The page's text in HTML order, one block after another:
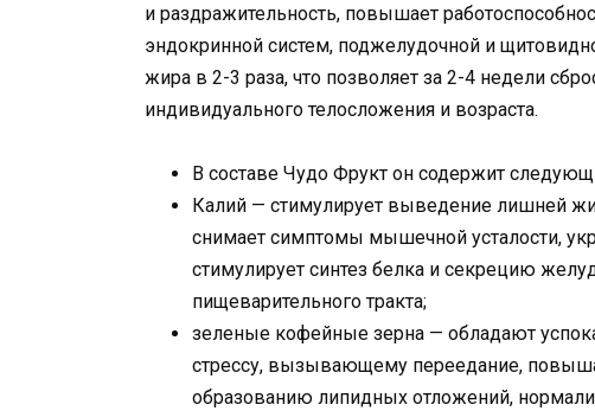
и раздражительность, повышает
эндокринной систем, поджелудочной и
жира в 2-3 раза, что позволяет за 2-4 недели
индивидуального телосложения и возраста.
В составе Чудо Фрукт он содержит
Калий — стимулирует выведение лишней
снимает симптомы мышечной усталости,
стимулирует синтез белка и секрецию
пищеварительного тракта;
зеленые кофейные зерна — обладают
стрессу, вызывающему переедание,
образованию липидных отложений,